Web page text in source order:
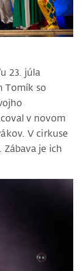
23. júla
Tomík so
v novom
V cirkuse
je ich